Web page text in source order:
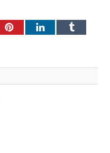
PinterestLinkedInTumblr